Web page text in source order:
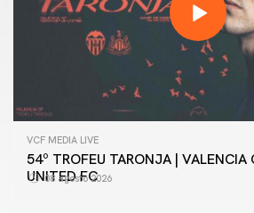
VCF MEDIA LIVE
54º TROFEU TARONJA |
UNITED FC
08 agosto 2026